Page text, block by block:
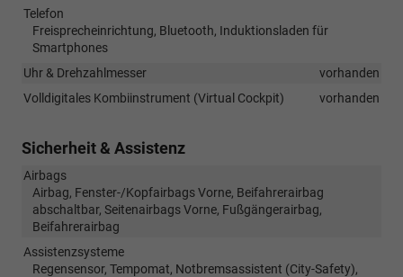
Telefon
Freisprecheinrichtung, Bluetooth, Induktionsladen für
Smartphones
Uhr & Drehzahlmesser
vorhanden
Volldigitales Kombiinstrument (Virtual Cockpit)
vorhanden
Sicherheit & Assistenz
Airbags
Airbag, Fenster-/Kopfairbags Vorne, Beifahrerairbag
abschaltbar, Seitenairbags Vorne, Fußgängerairbag,
Beifahrerairbag
Assistenzsysteme
Regensensor, Tempomat, Notbremsassistent (City-Safety),